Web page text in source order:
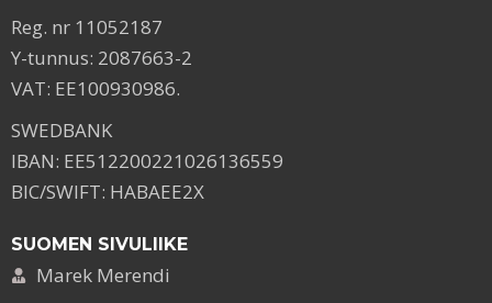
Reg. nr 11052187
Y-tunnus: 2087663-2
VAT: EE100930986.
SWEDBANK
IBAN: EE512200221026136559
BIC/SWIFT: HABAEE2X
SUOMEN SIVULIIKE
Marek Merendi